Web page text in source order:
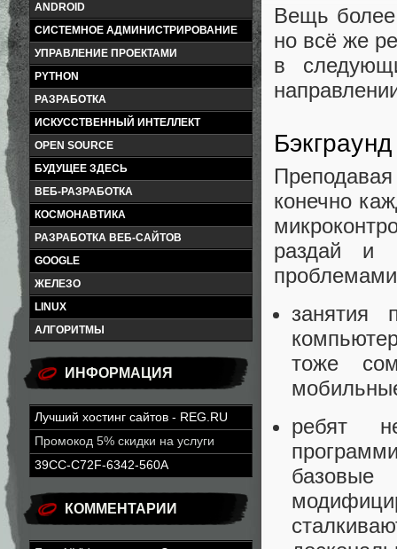
ANDROID
СИСТЕМНОЕ АДМИНИСТРИРОВАНИЕ
УПРАВЛЕНИЕ ПРОЕКТАМИ
PYTHON
РАЗРАБОТКА
ИСКУССТВЕННЫЙ ИНТЕЛЛЕКТ
OPEN SOURCE
БУДУЩЕЕ ЗДЕСЬ
ВЕБ-РАЗРАБОТКА
КОСМОНАВТИКА
РАЗРАБОТКА ВЕБ-САЙТОВ
GOOGLE
ЖЕЛЕЗО
LINUX
АЛГОРИТМЫ
ИНФОРМАЦИЯ
Лучший хостинг сайтов - REG.RU
Промокод 5% скидки на услуги
39CC-C72F-6342-560A
КОММЕНТАРИИ
Вещь
но всё же
в
Бэкграунд
конечно
раздай и
занятия
тоже
ребят